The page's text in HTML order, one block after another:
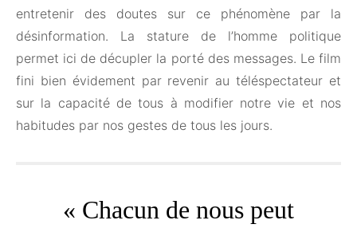
entretenir des doutes sur ce phénomène par la
désinformation. La stature de l’homme politique
permet ici de décupler la porté des messages. Le film
fini bien évidement par revenir au téléspectateur et
sur la capacité de tous à modifier notre vie et nos
habitudes par nos gestes de tous les jours.
« Chacun de nous peut